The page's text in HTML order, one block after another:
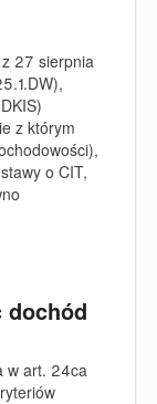
27 sierpnia
z którym
o CIT,
w art. 24ca